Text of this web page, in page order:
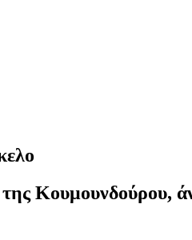
Κουμουνδούρου,